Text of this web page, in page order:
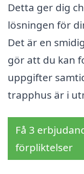
Detta ger dig
lösningen för
Det är en
gör att du kan
uppgifter
trapphus är i
Få 3
förpliktelser